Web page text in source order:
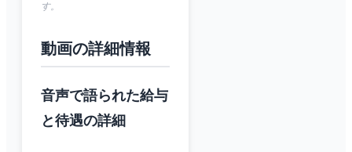
す。
動画の詳細情報
音声で語られた給与
と待遇の詳細